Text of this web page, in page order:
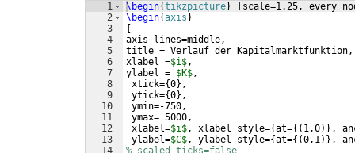
1
2
3
4
5
6
7
8
9
10
11
12
13
\begin{tikzpicture}
scale=1.25, every
\begin{axis }
axis lines=middle,
title = Verlauf der Kapitalmarktfunktion,
xlabel =$i$,
ylabel = $K$,
xtick={0} ,
ytick={0} ,
ymin=-750,
ymax= 5000,
xlabel=$i$, xlabel style={at={( 1,0)} ,
ylabel=$C$, ylabel style={at={(0,1)} ,